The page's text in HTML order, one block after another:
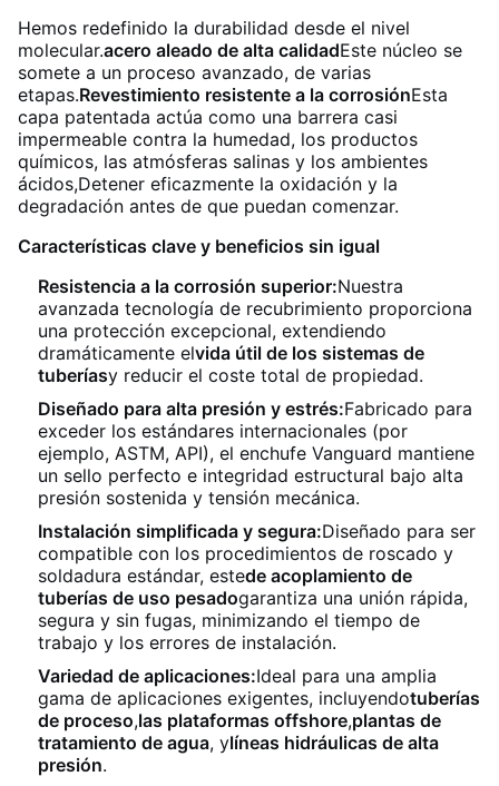
Hemos redefinido la durabilidad desde el nivel
molecular.acero aleado de alta calidadEste núcleo se
somete a un proceso avanzado, de varias
etapas.Revestimiento resistente a la corrosiónEsta
capa patentada actúa como una barrera casi
impermeable contra la humedad, los productos
químicos, las atmósferas salinas y los ambientes
ácidos,Detener eficazmente la oxidación y la
degradación antes de que puedan comenzar.
Características clave y beneficios sin igual
Resistencia a la corrosión superior:Nuestra
avanzada tecnología de recubrimiento proporciona
una protección excepcional, extendiendo
dramáticamente elvida útil de los sistemas de
tuberíasy reducir el coste total de propiedad.
Diseñado para alta presión y estrés:Fabricado para
exceder los estándares internacionales (por
ejemplo, ASTM, API), el enchufe Vanguard mantiene
un sello perfecto e integridad estructural bajo alta
presión sostenida y tensión mecánica.
Instalación simplificada y segura:Diseñado para ser
compatible con los procedimientos de roscado y
soldadura estándar, estede acoplamiento de
tuberías de uso pesadogarantiza una unión rápida,
segura y sin fugas, minimizando el tiempo de
trabajo y los errores de instalación.
Variedad de aplicaciones:Ideal para una amplia
gama de aplicaciones exigentes, incluyendotuberías
de proceso,las plataformas offshore,plantas de
tratamiento de agua, ylíneas hidráulicas de alta
presión.